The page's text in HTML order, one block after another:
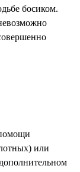
босиком.
или